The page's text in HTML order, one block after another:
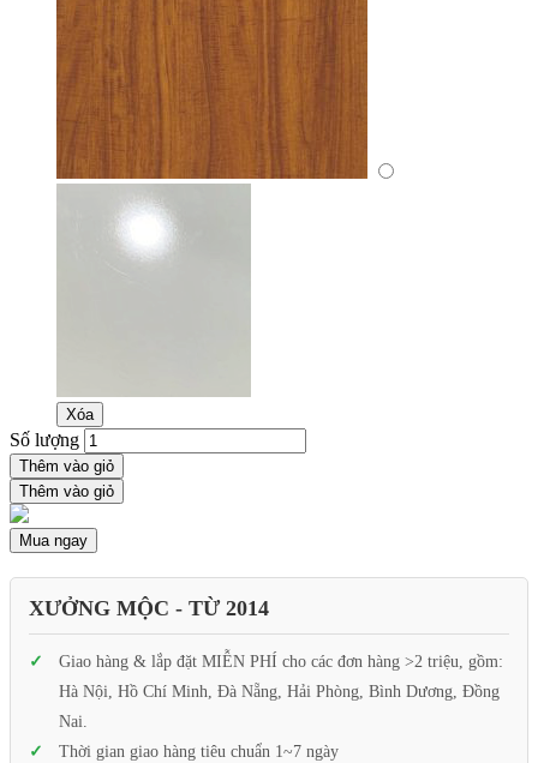
Xóa
Số lượng
Thêm vào giỏ
Thêm vào giỏ
Mua ngay
XƯỞNG MỘC - TỪ 2014
Giao hàng & lắp đặt MIỄN PHÍ cho các đơn hàng >2 triệu, gồm:
Hà Nội, Hồ Chí Minh, Đà Nẵng, Hải Phòng, Bình Dương, Đồng
Nai.
Thời gian giao hàng tiêu chuẩn 1~7 ngày